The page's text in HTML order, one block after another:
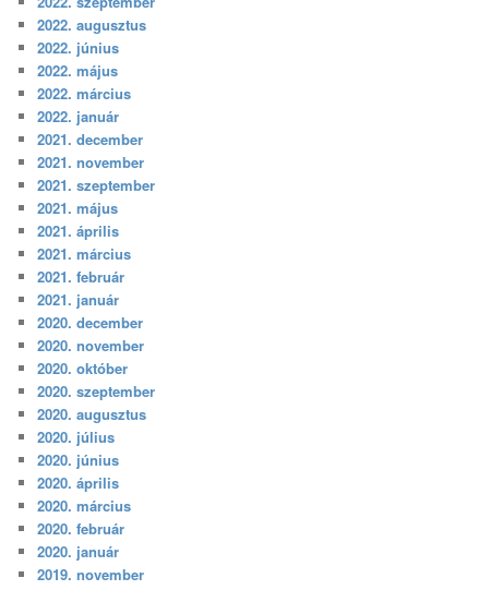
2022. augusztus
2022. június
2022. május
2022. március
2022. január
2021. december
2021. november
2021. szeptember
2021. május
2021. április
2021. március
2021. február
2021. január
2020. december
2020. november
2020. október
2020. szeptember
2020. augusztus
2020. július
2020. június
2020. április
2020. március
2020. február
2020. január
2019. november